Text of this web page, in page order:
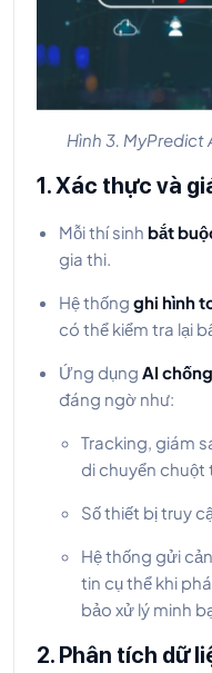
Hình 3. MyPredict
1. Xác thực và
Mỗi thí sinh bắt
gia thi.
Hệ thống ghi hình
có thể kiểm tra lại
Ứng dụng AI
đáng ngờ như:
Tracking, giám
di chuyển chuột
Số thiết bị truy
Hệ thống gửi
tin cụ thể khi
bảo xử lý minh
2. Phân tích dữ